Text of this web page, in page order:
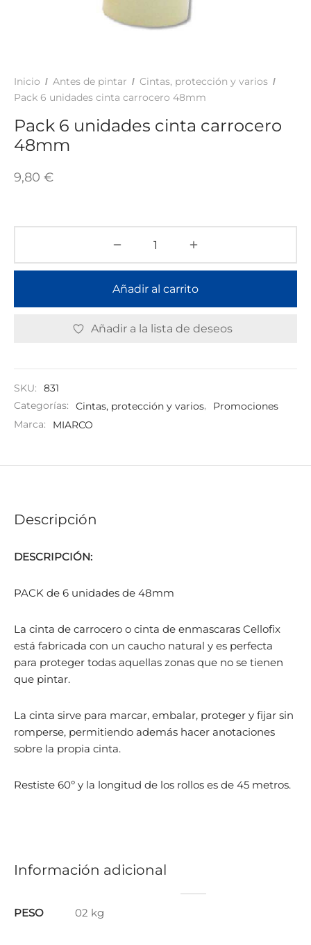
Inicio / Antes de pintar / Cintas, protección y varios /
Pack 6 unidades cinta carrocero 48mm
Pack 6 unidades cinta carrocero
48mm
9,80 €
Añadir al carrito
Añadir a la lista de deseos
SKU:
831
Categorías:
Cintas, protección y varios,
Promociones
Marca:
MIARCO
Descripción
DESCRIPCIÓN:
PACK de 6 unidades de 48mm
La cinta de carrocero o cinta de enmascaras Cellofix
está fabricada con un caucho natural y es perfecta
para proteger todas aquellas zonas que no se tienen
que pintar.
La cinta sirve para marcar, embalar, proteger y fijar sin
romperse, permitiendo además hacer anotaciones
sobre la propia cinta.
Restiste 60º y la longitud de los rollos es de 45 metros.
Información adicional
PESO 02 kg
ADHESIVOS Y COLAS
Y SUELOS